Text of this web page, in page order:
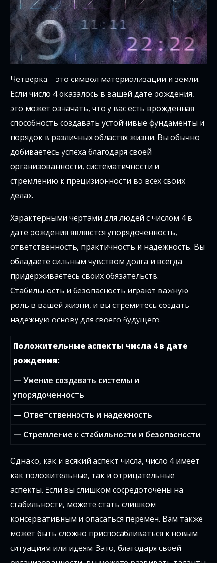
Четверка – это символ материализации и земли.
Если число 4 оказалось в вашей дате рождения,
это может означать, что у вас есть врожденная
способность создавать устойчивые фундаменты и
порядок в различных областях жизни. Вы обычно
добиваетесь успеха благодаря своей
организованности, систематичности и
стремлению к прецизионности во всех своих
делах.
Характерными чертами для людей с числом 4 в
дате рождения являются упорядоченность,
ответственность, практичность и надежность. Вы
обладаете сильным чувством долга и всегда
придерживаетесь своих обязательств.
Стабильность и безопасность играют важную
роль в вашей жизни, и вы стремитесь создать
надежную основу для своего будущего.
Положительные аспекты числа 4 в дате
рождения:
— Умение создавать системы и
упорядоченность
— Ответственность и надежность
— Стремление к стабильности и безопасности
Однако, как и всякий аспект числа, число 4 имеет
как положительные, так и отрицательные
аспекты. Если вы слишком сосредоточены на
стабильности, можете стать слишком
консервативным и опасаться перемен. Вам также
может быть сложно приспосабливаться к новым
ситуациям или идеям. Зато, благодаря своей